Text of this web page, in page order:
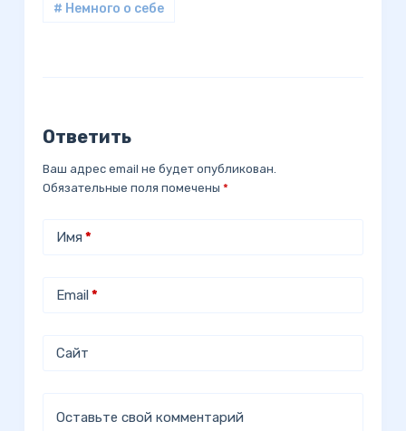
# Немного о себе
Ответить
Ваш адрес email не будет опубликован.
Обязательные поля помечены *
Имя *
Email *
Сайт
Оставьте свой комментарий